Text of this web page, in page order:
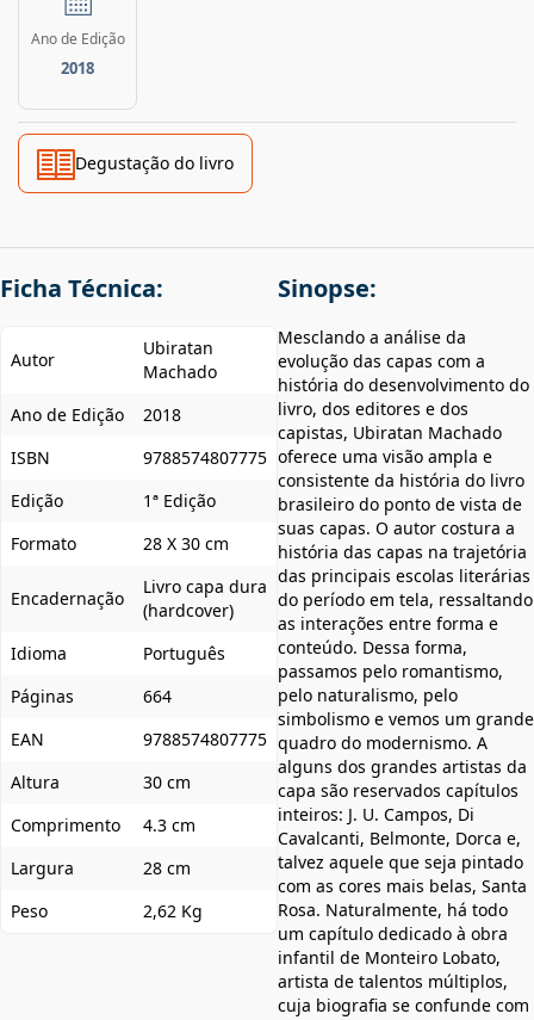
Ano de Edição
2018
Degustação do livro
Ficha Técnica:
Autor
Ubiratan
Machado
Ano de Edição
2018
ISBN
9788574807775
Edição
1ª Edição
Formato
28 X 30 cm
Encadernação
Livro capa dura
(hardcover)
Idioma
Português
Páginas
664
EAN
9788574807775
Altura
30 cm
Comprimento
4.3 cm
Largura
28 cm
Peso
2,62 Kg
Sinopse:
Mesclando a análise da
evolução das capas com a
história do desenvolvimento do
livro, dos editores e dos
capistas, Ubiratan Machado
oferece uma visão ampla e
consistente da história do livro
brasileiro do ponto de vista de
suas capas. O autor costura a
história das capas na trajetória
das principais escolas literárias
do período em tela, ressaltando
as interações entre forma e
conteúdo. Dessa forma,
passamos pelo romantismo,
pelo naturalismo, pelo
simbolismo e vemos um grande
quadro do modernismo. A
alguns dos grandes artistas da
capa são reservados capítulos
inteiros: J. U. Campos, Di
Cavalcanti, Belmonte, Dorca e,
talvez aquele que seja pintado
com as cores mais belas, Santa
Rosa. Naturalmente, há todo
um capítulo dedicado à obra
infantil de Monteiro Lobato,
artista de talentos múltiplos,
cuja biografia se confunde com